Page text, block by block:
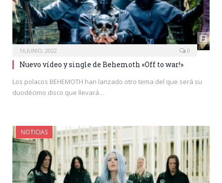
16 JUNIO, 2022 0
Nuevo vídeo y single de Behemoth «Off to war!»
Los polacos BEHEMOTH han lanzado otro tema del que será su
duodécimo disco que llevará…
NOTICIAS